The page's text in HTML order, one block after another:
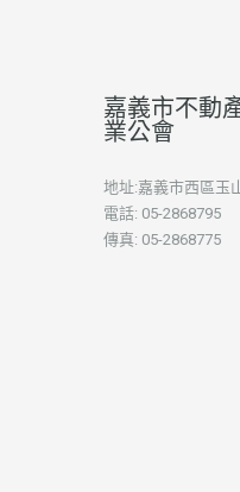
嘉義市不動
業公會
地址:嘉義市西區玉
電話: 05-2868795
傳真: 05-2868775